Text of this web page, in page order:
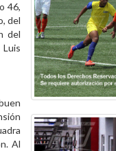
46,
del
del
Al